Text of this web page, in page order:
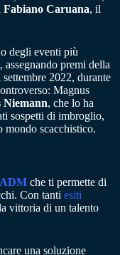
Fabiano Caruana, il
degli eventi più
premi della
2022, durante
Magnus
Niemann, che lo ha
sospetti di imbroglio,
scacchistico.
che ti permette di
Con tanti esiti
vittoria di un talento
una soluzione